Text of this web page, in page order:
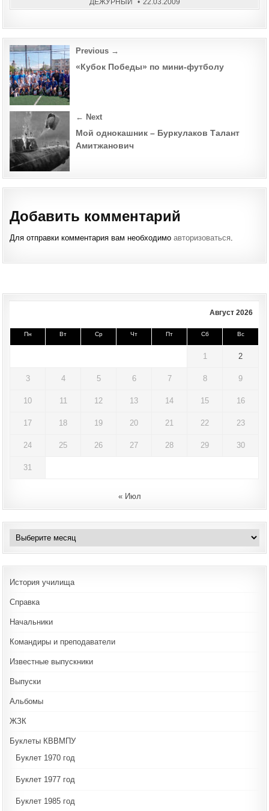
Post
navigation
Previous →
«Кубок Победы» по мини-футболу
← Next
Мой однокашник – Буркулаков Талант
Амитжанович
Добавить комментарий
Для отправки комментария вам необходимоавторизоваться.
Август 2026
Пн Вт Ср Чт Пт Сб Вс
1 2
3 4 5 6 7 8 9
10 11 12 13 14 15 16
17 18 19 20 21 22 23
24 25 26 27 28 29 30
31
« Июл
Архивы
История училища
Справка
Начальники
Командиры и преподаватели
Известные выпускники
Выпуски
Альбомы
ЖЗК
Буклеты КВВМПУ
Буклет 1970 год
Буклет 1977 год
Буклет 1985 год